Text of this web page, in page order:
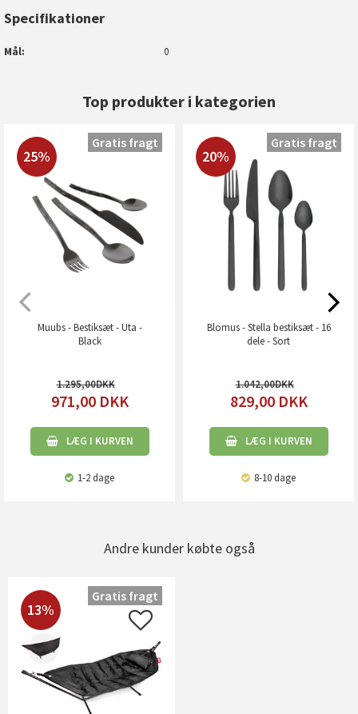
Specifikationer
Mål 0
Top produkter i kategorien
25%
Muubs - Bestiksæt - Uta -
Black
1.295,00
971,00 DKK
LÆG I KURVEN
1-2 dage
Gratis fragt
20%
Blomus - Stella bestiksæt - 16
dele - Sort
1.042,00
829,00 DKK
LÆG I KURVEN
8-10 dage
Gratis fragt
Andre kunder købte også
13%
Gratis fragt